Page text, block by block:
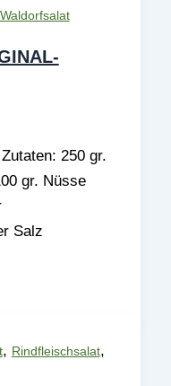
Waldorfsalat
250 gr.
gr. Nüsse
Salz
, Rindfleischsalat,